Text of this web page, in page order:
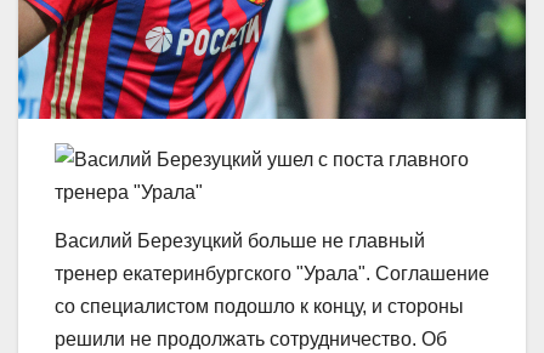
Василий Березуцкий больше не главный
тренер екатеринбургского "Урала". Соглашение
со специалистом подошло к концу, и стороны
решили не продолжать сотрудничество. Об